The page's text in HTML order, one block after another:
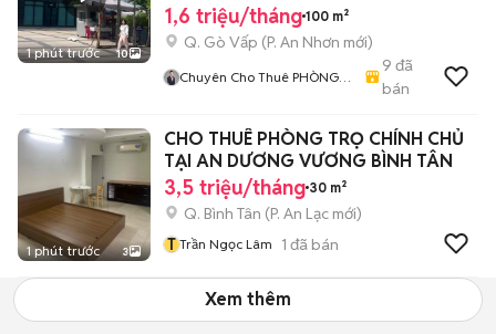
1 phút trước 10
1,6 triệu/tháng 100 m²
Q. Gò Vấp (P. An Nhơn mới)
Chuyên Cho Thuê PHÒNG
9 đã
bán
1 phút trước 3
CHO THUÊ PHÒNG TRỌ CHÍNH CHỦ
TẠI AN DƯƠNG VƯƠNG BÌNH TÂN
3,5 triệu/tháng 30 m²
Q. Bình Tân (P. An Lạc mới)
T Trần Ngọc Lâm 1 đã bán
Xem thêm